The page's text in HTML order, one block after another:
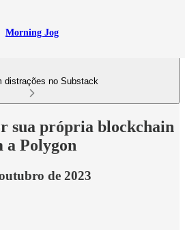
Morning Jog
distrações no Substack
sua própria blockchain
a Polygon
de 2023